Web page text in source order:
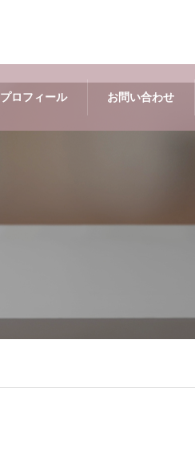
プロフィール お問い合わせ